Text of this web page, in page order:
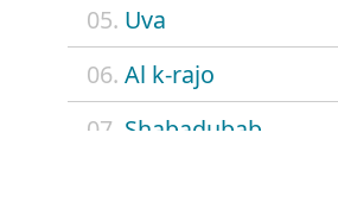
05. Uva
06. Al k-rajo
07. Shabadubab